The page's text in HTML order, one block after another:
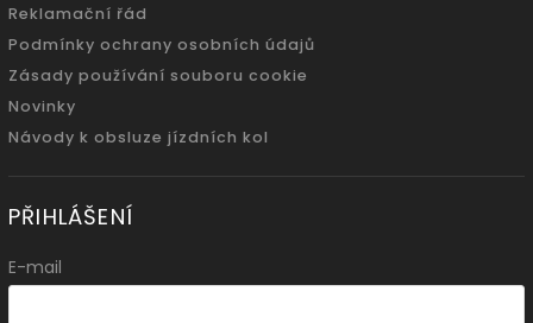
Reklamační řád
Podmínky ochrany osobních údajů
Zásady používání souboru cookie
Novinky
Návody k obsluze jízdních kol
PŘIHLÁŠENÍ
E-mail